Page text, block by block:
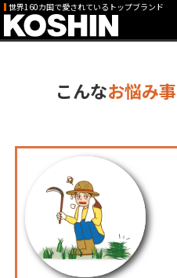
世界160カ国で愛されているトップブランド
こんなお悩み事